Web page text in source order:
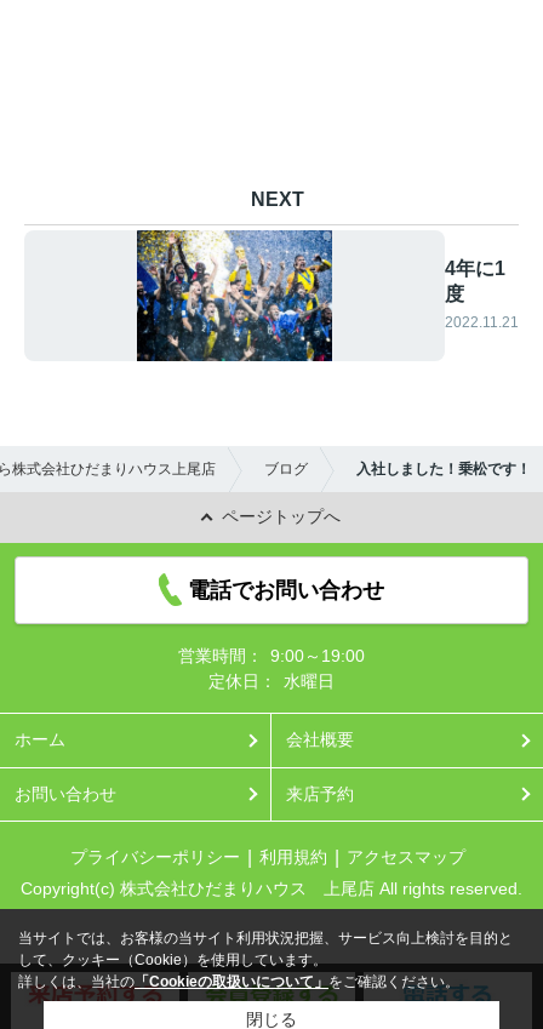
NEXT
4年に1
度
2022.11.21
株式会社ひだまりハウス上尾店 ブログ 入社しました！乗松です！
ページトップへ
電話でお問い合わせ
営業時間：
9:00～19:00
定休日：
水曜日
ホーム 会社概要
お問い合わせ 来店予約
プライバシーポリシー 利用規約
アクセスマップ
Copyright(c) 株式会社ひだまりハウス 上尾店 All rights reserved.
当サイトでは、お客様の当サイト利用状況把握、サービス向上検討を目的と
して、クッキー（Cookie）を使用しています。
詳しくは、当社の 「Cookieの取扱いについて」 をご確認ください。
閉じる